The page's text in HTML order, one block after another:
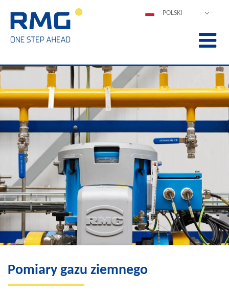
POLSKI
ITALIANO
中文
PORTUGUÊS
Pomiary gazu ziemnego